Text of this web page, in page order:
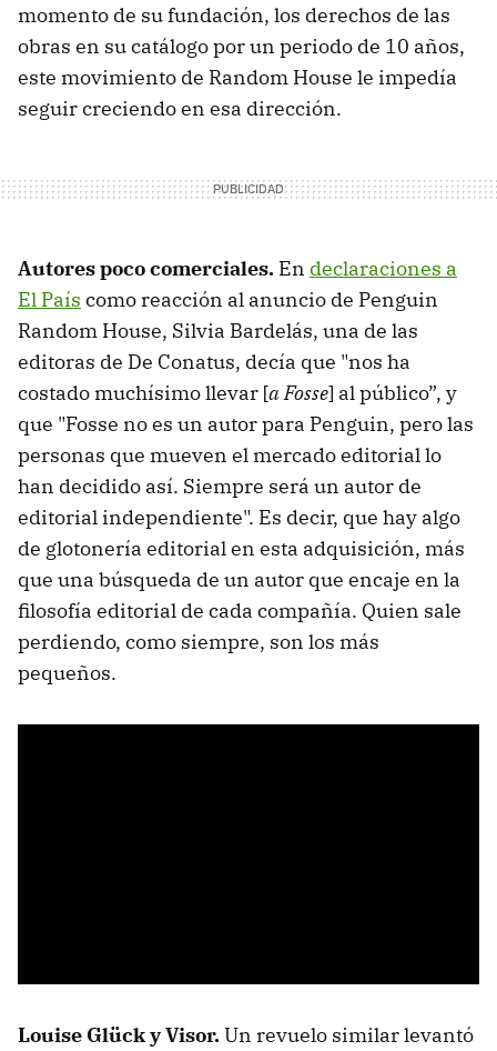
momento de su fundación, los derechos de las
obras en su catálogo por un periodo de 10 años,
este movimiento de Random House le impedía
seguir creciendo en esa dirección.
Autores poco comerciales. En declaraciones a
El País como reacción al anuncio de Penguin
Random House, Silvia Bardelás, una de las
editoras de De Conatus, decía que "nos ha
costado muchísimo llevar [a Fosse] al público”, y
que "Fosse no es un autor para Penguin, pero las
personas que mueven el mercado editorial lo
han decidido así. Siempre será un autor de
editorial independiente". Es decir, que hay algo
de glotonería editorial en esta adquisición, más
que una búsqueda de un autor que encaje en la
filosofía editorial de cada compañía. Quien sale
perdiendo, como siempre, son los más
pequeños.
Louise Glück y Visor.Un revuelo similar levantó